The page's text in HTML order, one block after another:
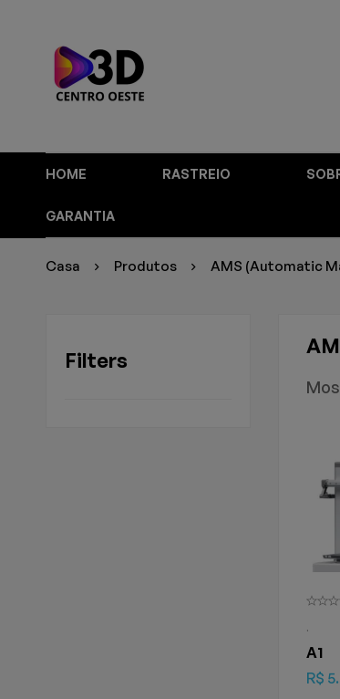
HOME RASTREIO
GARANTIA
Casa Produtos AMS (Automatic
Filters
.
A1
R$